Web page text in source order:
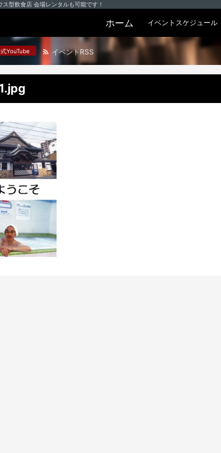
型飲食店 会場レンタルも可能です！
ホーム イベントスケジュール
YouTube イベントRSS